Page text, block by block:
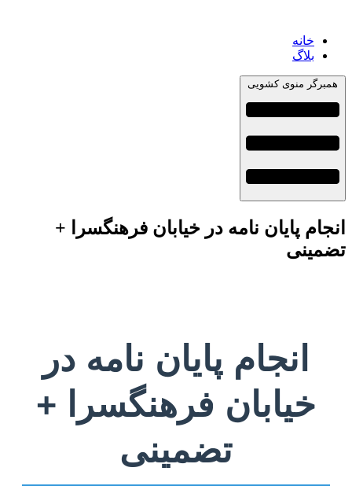
خانه
بلاگ
همبرگر منوی کشویی
انجام پایان نامه در خیابان فرهنگسرا +
تضمینی
انجام پایان نامه در
خیابان فرهنگسرا +
تضمینی